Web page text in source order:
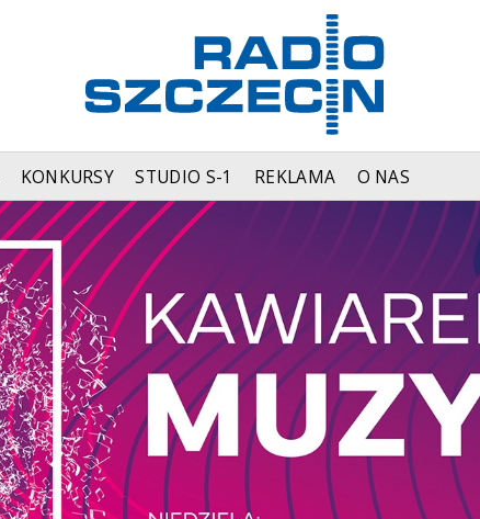
KONKURSY STUDIO S-1 REKLAMA O NAS